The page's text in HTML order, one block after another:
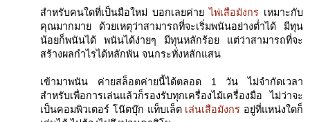
สำหรับคนใดที่เป็นมือใหม่ บอกเลยค่ายไพ่เสือมังกร เหมาะกับ
คุณมากมาย ด้วยเหตุว่าสามารถที่จะเริ่มพนันอย่างต่ำได้ มีทุน
น้อยก็พนันได้ พนันได้ง่ายๆ มีทุนหลักร้อย แต่ว่าสามารถที่จะ
สร้างผลกำไรได้หลักพัน จนกระทั่งหลักแสน
เข้ามาพนัน ค่ายสล็อตค่ายนี้ได้ตลอด 1 วัน ไม่จำกัดเวลา
สำหรับเพื่อการเล่นแล้วก็รองรับทุกเครื่องไม้เครื่องมือ ไม่ว่าจะ
เป็นคอมพิวเตอร์ โน๊ตบุ๊ก แท็บเล็ต เล่นเสือมังกร อยู่ที่แหน่งใดก็